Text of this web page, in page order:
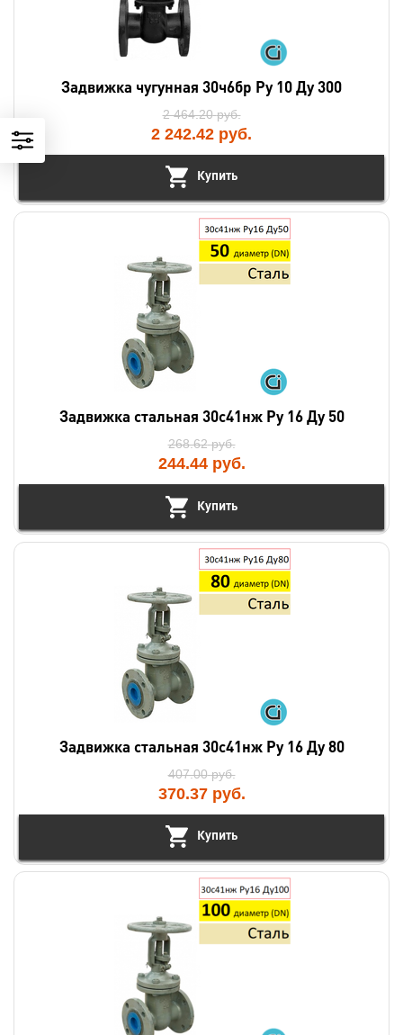
Задвижка чугунная 30ч6бр Ру 10 Ду 300
2 464.20 руб.
2 242.42 руб.
Купить
Задвижка стальная 30с41нж Ру 16 Ду 50
268.62 руб.
244.44 руб.
Купить
Задвижка стальная 30с41нж Ру 16 Ду 80
407.00 руб.
370.37 руб.
Купить